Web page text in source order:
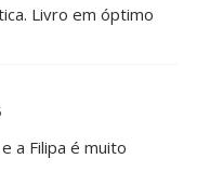
Livro em óptimo
a Filipa é muito